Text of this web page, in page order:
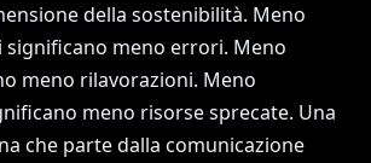
della sostenibilità. Meno
meno errori. Meno
meno rilavorazioni. Meno
meno risorse sprecate. Una
che parte dalla comunicazione